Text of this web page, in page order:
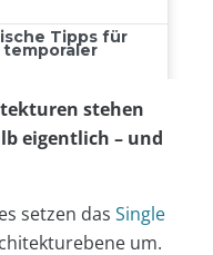
stehen
eigentlich – und
setzen das Single
um.